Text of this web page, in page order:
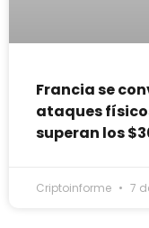
Francia se
ataques
superan los
Criptoinforme 7